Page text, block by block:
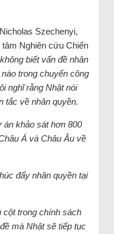
Szechenyi,
Nghiên cứu Chiến
biết vấn đề nhân
trong chuyến công
nghĩ rằng Nhật nói
tắc về nhân quyền.
án khảo sát hơn 800
Á và Châu Âu về
đẩy nhân quyền tại
cột trong chính sách
mà Nhật sẽ tiếp tục